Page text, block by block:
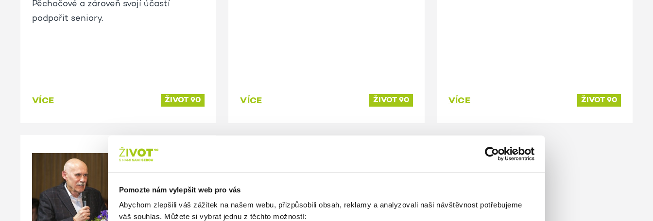
Pomozte nám vylepšit web pro vás
Abychom zlepšili váš zážitek na našem webu, přizpůsobili obsah, reklamy a analyzovali naši návštěvnost potřebujeme
váš souhlas. Můžete si vybrat jednu z těchto možností:
Pěchočové a zároveň svojí účastí
podpořit seniory.
VÍCE ŽIVOT 90 VÍCE ŽIVOT 90 VÍCE ŽIVOT 90